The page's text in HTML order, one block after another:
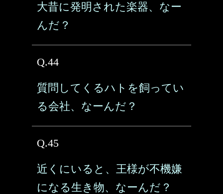
大昔に発明された楽器、なー
んだ？
Q.44
質問してくるハトを飼ってい
る会社、なーんだ？
Q.45
近くにいると、王様が不機嫌
になる生き物、なーんだ？